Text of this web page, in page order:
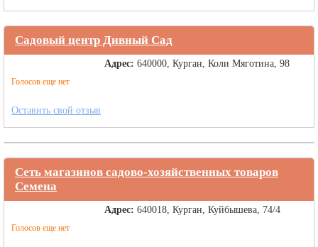
Садовый центр Дивный Сад
Голосов еще нет
Адрес: 640000, Курган, Коли Мяготина, 98
Оставить свой отзыв
Сеть магазинов садово-хозяйственных товаров
Семена
Голосов еще нет
Адрес: 640018, Курган, Куйбышева, 74/4